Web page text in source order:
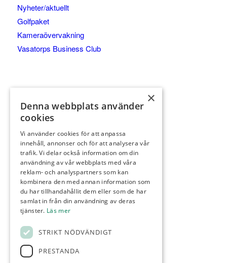
Nyheter/aktuellt
Golfpaket
Kameraövervakning
Vasatorps Business Club
KONTAKT
042-450 85 00
Reception
info@vasatorp.golf
Restaurang
restaurang@vasatorp.golf
Klubbchef
louise.friberg@vasatorp.golf
×
Denna webbplats använder
cookies
Vi använder cookies för att anpassa
innehåll, annonser och för att analysera vår
trafik. Vi delar också information om din
användning av vår webbplats med våra
reklam- och analyspartners som kan
kombinera den med annan information som
du har tillhandahållit dem eller som de har
samlat in från din användning av deras
tjänster. Läs mer
STRIKT NÖDVÄNDIGT
PRESTANDA